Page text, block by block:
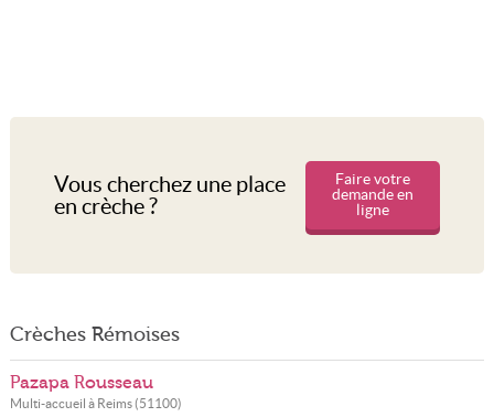
Vous cherchez une place
en crèche ?
Faire votre
demande en
ligne
Crèches Rémoises
Pazapa Rousseau
Multi-accueil à Reims(51100)